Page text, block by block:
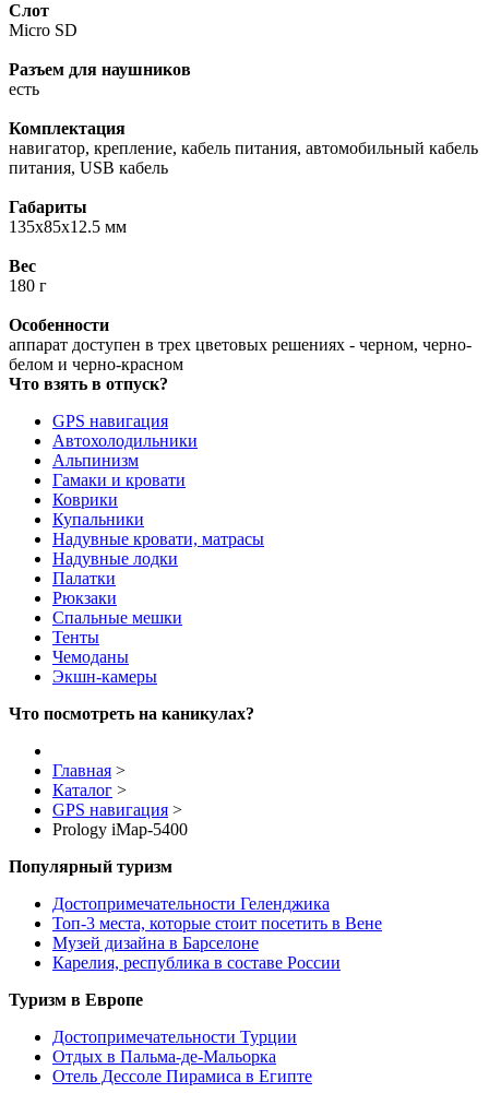
Слот
Micro SD
Разъем для наушников
есть
Комплектация
навигатор, крепление, кабель питания, автомобильный кабель
питания, USB кабель
Габариты
135x85x12.5 мм
Вес
180 г
Особенности
аппарат доступен в трех цветовых решениях - черном, черно-
белом и черно-красном
Что взять в отпуск?
GPS навигация
Автохолодильники
Альпинизм
Гамаки и кровати
Коврики
Купальники
Надувные кровати, матрасы
Надувные лодки
Палатки
Рюкзаки
Спальные мешки
Тенты
Чемоданы
Экшн-камеры
Что посмотреть на каникулах?
Главная >
Каталог >
GPS навигация >
Prology iMap-5400
Популярный туризм
Достопримечательности Геленджика
Топ-3 места, которые стоит посетить в Вене
Музей дизайна в Барселоне
Карелия, республика в составе России
Туризм в Европе
Достопримечательности Турции
Отдых в Пальма-де-Мальорка
Отель Дессоле Пирамиса в Египте